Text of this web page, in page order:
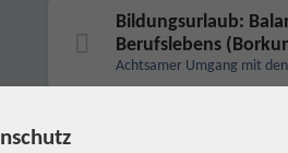
Bildungsurlaub:
Berufslebens
Achtsamer Umgang mit